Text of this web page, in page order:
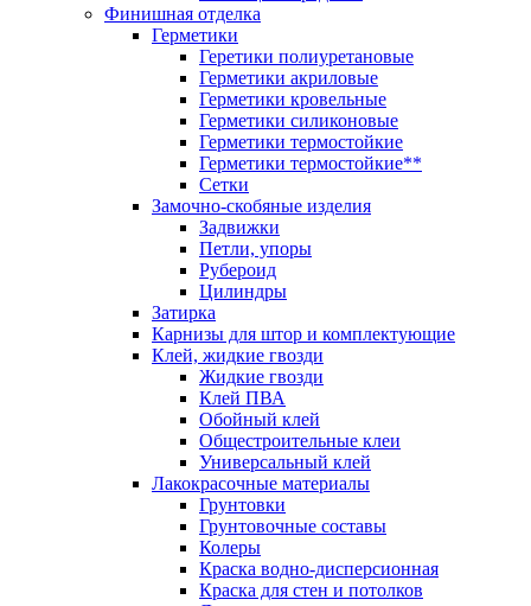
Финишная отделка
Герметики
Геретики полиуретановые
Герметики акриловые
Герметики кровельные
Герметики силиконовые
Герметики термостойкие
Герметики термостойкие**
Сетки
Замочно-скобяные изделия
Задвижки
Петли, упоры
Рубероид
Цилиндры
Затирка
Карнизы для штор и комплектующие
Клей, жидкие гвозди
Жидкие гвозди
Клей ПВА
Обойный клей
Общестроительные клеи
Универсальный клей
Лакокрасочные материалы
Грунтовки
Грунтовочные составы
Колеры
Краска водно-дисперсионная
Краска для стен и потолков